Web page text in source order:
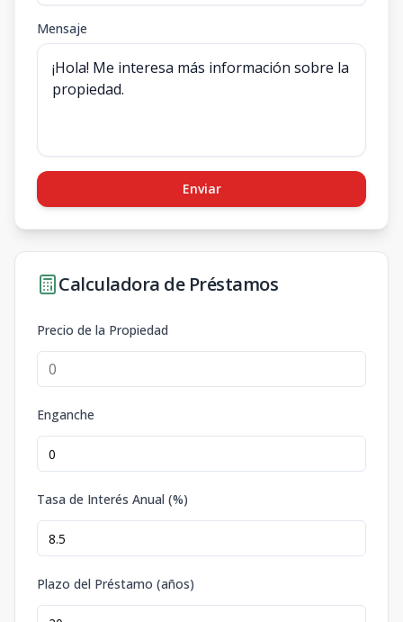
Mensaje
Enviar
Calculadora de Préstamos
Precio de la Propiedad
Enganche
Tasa de Interés Anual (%)
Plazo del Préstamo (años)